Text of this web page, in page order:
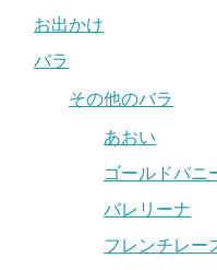
お出かけ
バラ
その他のバラ
あおい
ゴールドバニ
バレリーナ
フレンチレー